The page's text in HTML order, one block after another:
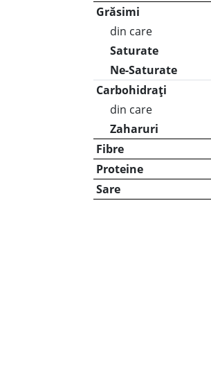
Grăsimi
din care
Saturate
Ne-Saturate
Carbohidrați
din care
Zaharuri
Fibre
Proteine
Sare